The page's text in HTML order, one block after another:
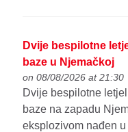
Dvije bespilotne
baze u Njemačkoj
on 08/08/2026 at 21:30
Dvije bespilotne
baze na zapadu
eksplozivom nađen